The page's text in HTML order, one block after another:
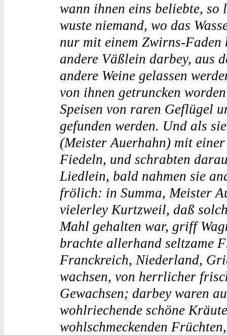
wann ihnen eins beliebte,
wuste niemand, wo das
nur mit einem Zwirns-Faden
andere Väßlein darbey, aus
andere Weine gelassen
von ihnen getruncken
Speisen von raren Geflügel
gefunden werden. Und als
(Meister Auerhahn) mit
Fiedeln, und schrabten
Liedlein, bald nahmen sie
frölich: in Summa, Meister
vielerley Kurtzweil, daß
Mahl gehalten war, griff
brachte allerhand seltzame
Franckreich, Niederland,
wachsen, von herrlicher
Gewachsen; darbey waren
wohlriechende schöne
wohlschmeckenden